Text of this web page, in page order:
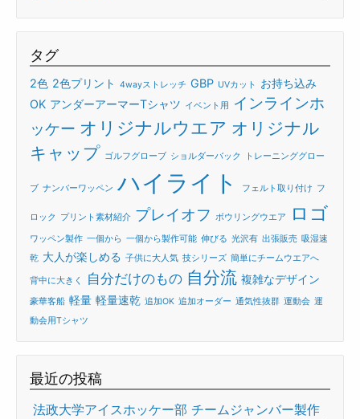
タグ
2色 2色プリント 4wayストレッチ GBP UVカット
お持ち込み
OK アンダーアーマーTシャツ イベント用
インラインホ
ッケー オリジナルウエア オリジナル
キャップ ゴルフグローブ ショルダーバック トレーニンググロー
ブ ナンバーワッペン ハイライト フェルト取り付け フ
ロック プリント素材紹介 プレイオフ ボウリングウエア ロゴ
ワッペン製作 一個から 一個から製作可能 伸びる 光沢有 出張販売 吸湿速
乾 大人が楽しめる 子供に大人気 技シリーズ 簡単にチームウエアへ
背中に大きく 自分だけのもの 自分流 複雑なデザイン
豪華客船 軽量 軽量速乾 追加OK 追加オーダー 通気性抜群 運動会 運
動会用Tシャツ
最近の投稿
法政大学アイスホッケー部 チームジャンバー製作